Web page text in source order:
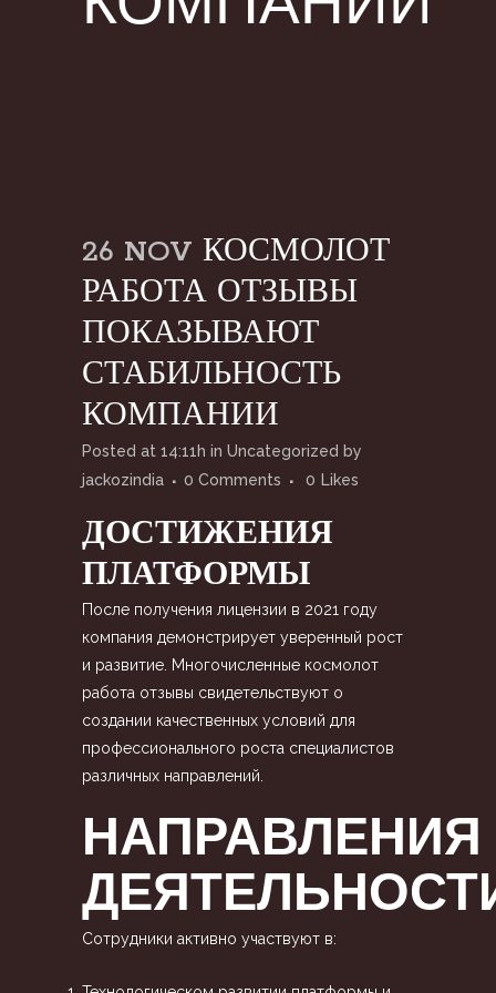
26 NOV КОСМОЛОТ
РАБОТА ОТЗЫВЫ
ПОКАЗЫВАЮТ
СТАБИЛЬНОСТЬ
КОМПАНИИ
Posted at 14:11h in Uncategorized by
jackozindia
0 Comments 0 Likes
ДОСТИЖЕНИЯ
ПЛАТФОРМЫ
После получения лицензии в 2021 году
компания демонстрирует уверенный рост
и развитие. Многочисленные космолот
работа отзывы свидетельствуют о
создании качественных условий для
профессионального роста специалистов
различных направлений.
НАПРАВЛЕНИЯ
Сотрудники активно участвуют в: